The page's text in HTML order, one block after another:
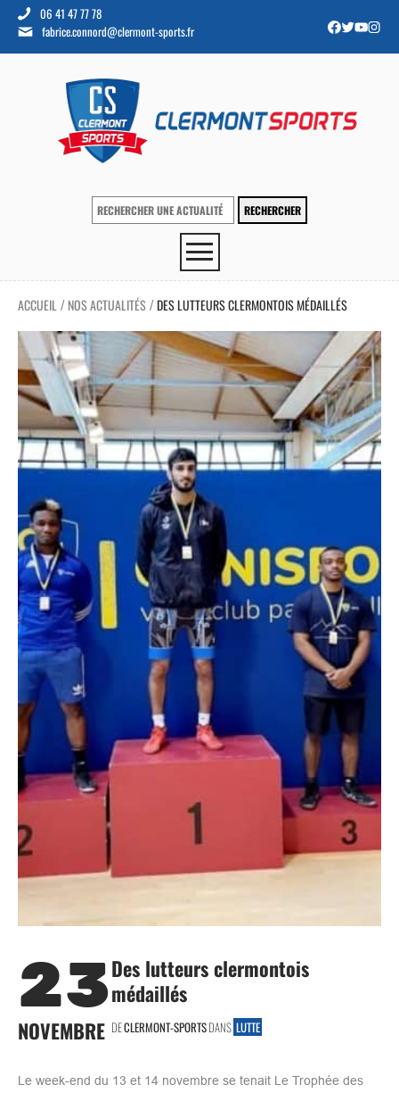
06 41 47 77 78
fabrice.connord@clermont-sports.fr
ACCUEIL / NOS ACTUALITÉS /DES LUTTEURS CLERMONTOIS MÉDAILLÉS
23
NOVEMBRE
Des lutteurs clermontois
médaillés
DECLERMONT-SPORTSDANS LUTTE
Le week-end du 13 et 14 novembre se tenait Le Trophée des